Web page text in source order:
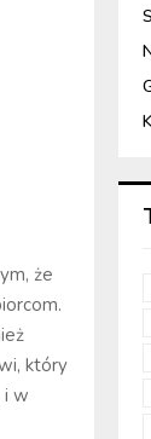
że
który
i w